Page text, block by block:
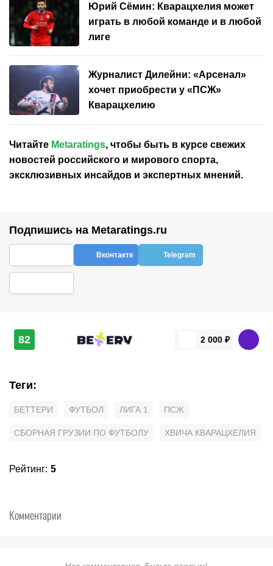
Юрий Сёмин: Кварацхелия может
играть в любой команде и в любой
лиге
Журналист Дилейни: «Арсенал»
хочет приобрести у «ПСЖ»
Кварацхелию
Читайте Metaratings, чтобы быть в курсе свежих
новостей российского и мирового спорта,
эксклюзивных инсайдов и экспертных мнений.
Подпишись на Metaratings.ru
Вконтакте Telegram
82 2 000 ₽
Теги:
БЕТТЕРИ ФУТБОЛ ЛИГА 1 ПСЖ
СБОРНАЯ ГРУЗИИ ПО ФУТБОЛУ ХВИЧА КВАРАЦХЕЛИЯ
Рейтинг: 5
Комментарии